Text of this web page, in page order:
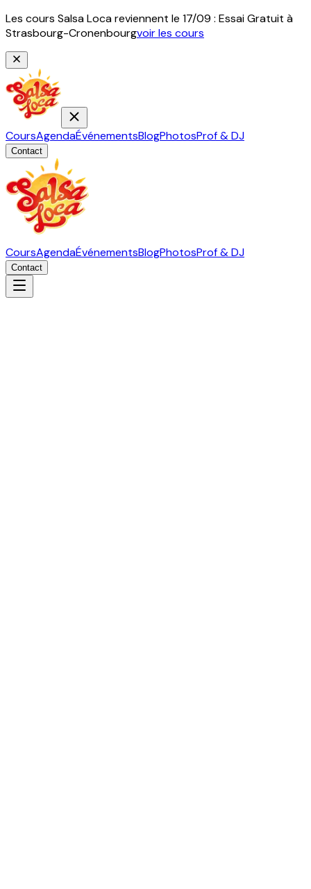
Les cours Salsa Loca reviennent le 17/09 : Essai Gratuit à
Strasbourg-Cronenbourgvoir les cours
CoursAgendaÉvénementsBlogPhotosProf & DJ
Contact
CoursAgendaÉvénementsBlogPhotosProf & DJ
Contact